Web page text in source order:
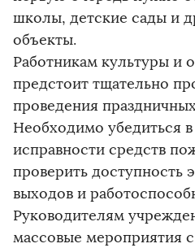
школы, детские сады и
объекты.
Работникам культуры и
предстоит тщательно
проведения
Необходимо убедиться
исправности средств
проверить доступность
выходов и
Руководителям
массовые мероприятия